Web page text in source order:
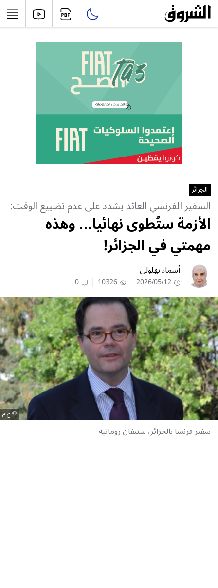
الجزائر
السفير الفرنسي العائد يشدد على عدم تضييع الوقت:
الأزمة ستُطوى نهائيا… وهذه
مهمتي في الجزائر!
أسماء بهلولي
2026/05/12
10326
0
ح.م
سفير فرنسا بالجزائر، ستيفان روماتيه